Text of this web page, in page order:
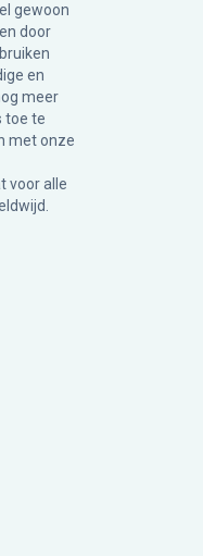
gewoon
door
en
meer
toe te
met onze
voor alle